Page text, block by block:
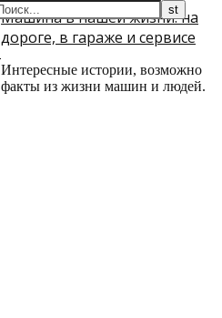
Машина в нашей жизни: на
дороге, в гараже и сервисе
Интересные истории, возможно
факты из жизни машин и людей.